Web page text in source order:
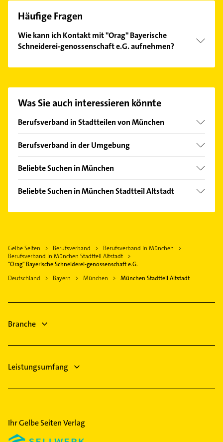
Häufige Fragen
Wie kann ich Kontakt mit "Orag" Bayerische
Schneiderei-genossenschaft e.G. aufnehmen?
auswählen. Hier finden Sie alleKontaktdaten
Was Sie auch interessieren könnte
Berufsverband in Stadtteilen von München
Berg am Laim
Haidhausen
Lehel
Ludwigsvorstadt
Neuhausen
Nymphenburg
Pasing
Schwabing
Sendling-Westpark
Berufsverband in der Umgebung
Fürstenfeldbruck
Holzkirchen
Beliebte Suchen in München
Lackiererei
Rechtsanwalt
Kammerjäger
Bestatter
Zahnarzt
Beliebte Suchen in München Stadtteil Altstadt
Immobilienmakler
Phoniatrie
Logopädie
Heizung & Sanitär
Gelbe Seiten Berufsverband
Berufsverband in München
Berufsverband in München Stadtteil Altstadt
"Orag" Bayerische Schneiderei-genossenschaft e.G.
Deutschland
Bayern München München Stadtteil Altstadt
Branche
Leistungsumfang
Ihr Gelbe Seiten Verlag